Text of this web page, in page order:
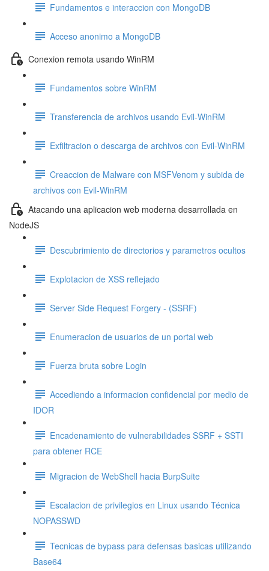
Fundamentos e interaccion con MongoDB
Acceso anonimo a MongoDB
Conexion remota usando WinRM
Fundamentos sobre WinRM
Transferencia de archivos usando Evil-WinRM
Exfiltracion o descarga de archivos con Evil-WinRM
Creaccion de Malware con MSFVenom y subida de
archivos con Evil-WinRM
Atacando una aplicacion web moderna desarrollada en
NodeJS
Descubrimiento de directorios y parametros ocultos
Explotacion de XSS reflejado
Server Side Request Forgery - (SSRF)
Enumeracion de usuarios de un portal web
Fuerza bruta sobre Login
Accediendo a informacion confidencial por medio de
IDOR
Encadenamiento de vulnerabilidades SSRF + SSTI
para obtener RCE
Migracion de WebShell hacia BurpSuite
Escalacion de privilegios en Linux usando Técnica
NOPASSWD
Tecnicas de bypass para defensas basicas utilizando
Base64